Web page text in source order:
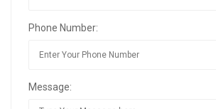
Phone Number:
Message: